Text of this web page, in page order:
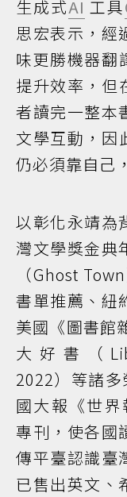
生成式AI 工具
思宏表示，經
味更勝機器翻
提升效率，但
者讀完一整本
文學互動，因
仍必須靠自己
以彰化永靖為
灣文學獎金典
（Ghost
書單推薦、紐
美國《圖書館
大好書（
2022）等諸
國大報《世
專刊，使各國
傳平臺認識臺
已售出英文、